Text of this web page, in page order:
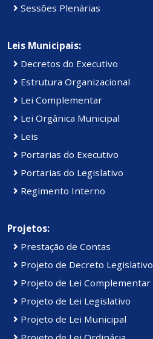
Sessões Plenárias
Leis Municipais:
Decretos do Executivo
Estrutura Organizacional
Lei Complementar
Lei Orgânica Municipal
Leis
Portarias do Executivo
Portarias do Legislativo
Regimento Interno
Projetos:
Prestação de Contas
Projeto de Decreto Legislativo
Projeto de Lei Complementar
Projeto de Lei Legislativo
Projeto de Lei Municipal